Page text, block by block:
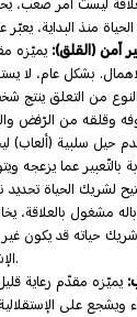
ليست أمر صعب،
آمن (القلق): يميّزه
بشكل عام، لا
من التعلق ينتج
وقلقه من الرّفض
حيل سلبية (ألعاب)
بالتّعبير عما يزعجه
لشريك الحياة تحديد
باله مشغول بالعلاقة،
شريك حياته قد يكون
الإشارات التّي تدل على ذلك.
يميّزه مقدّم رعاية
ويشجع على